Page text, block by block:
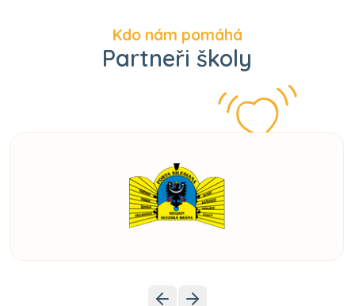
Kdo nám pomáhá
Partneři školy